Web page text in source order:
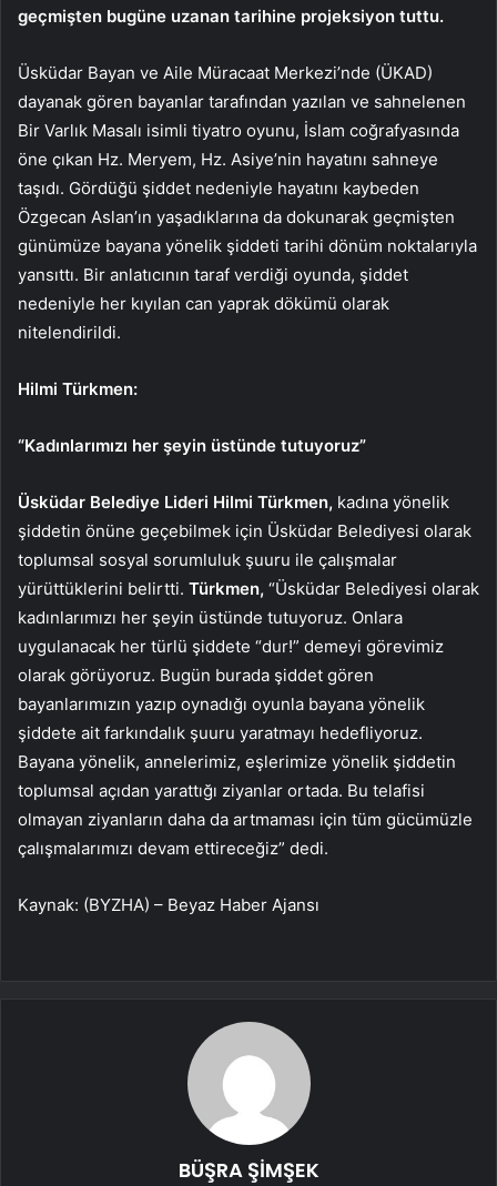
geçmişten bugüne uzanan tarihine projeksiyon tuttu.
Üsküdar Bayan ve Aile Müracaat Merkezi’nde (ÜKAD)
dayanak gören bayanlar tarafından yazılan ve sahnelenen
Bir Varlık Masalı isimli tiyatro oyunu, İslam coğrafyasında
öne çıkan Hz. Meryem, Hz. Asiye’nin hayatını sahneye
taşıdı. Gördüğü şiddet nedeniyle hayatını kaybeden
Özgecan Aslan’ın yaşadıklarına da dokunarak geçmişten
günümüze bayana yönelik şiddeti tarihi dönüm noktalarıyla
yansıttı. Bir anlatıcının taraf verdiği oyunda, şiddet
nedeniyle her kıyılan can yaprak dökümü olarak
nitelendirildi.
Hilmi Türkmen:
“Kadınlarımızı her şeyin üstünde tutuyoruz”
Üsküdar Belediye Lideri Hilmi Türkmen, kadına yönelik
şiddetin önüne geçebilmek için Üsküdar Belediyesi olarak
toplumsal sosyal sorumluluk şuuru ile çalışmalar
yürüttüklerini belirtti. Türkmen, “Üsküdar Belediyesi olarak
kadınlarımızı her şeyin üstünde tutuyoruz. Onlara
uygulanacak her türlü şiddete “dur!” demeyi görevimiz
olarak görüyoruz. Bugün burada şiddet gören
bayanlarımızın yazıp oynadığı oyunla bayana yönelik
şiddete ait farkındalık şuuru yaratmayı hedefliyoruz.
Bayana yönelik, annelerimiz, eşlerimize yönelik şiddetin
toplumsal açıdan yarattığı ziyanlar ortada. Bu telafisi
olmayan ziyanların daha da artmaması için tüm gücümüzle
çalışmalarımızı devam ettireceğiz” dedi.
Kaynak: (BYZHA) – Beyaz Haber Ajansı
BÜŞRA ŞİMŞEK